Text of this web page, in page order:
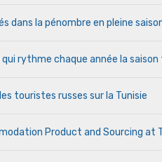
dans la pénombre en pleine
rythme chaque année la saison
touristes russes sur la Tunisie
Product and Sourcing at